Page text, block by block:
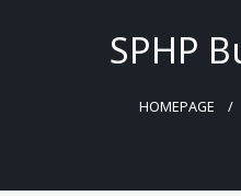
SPHP
HOMEPAGE